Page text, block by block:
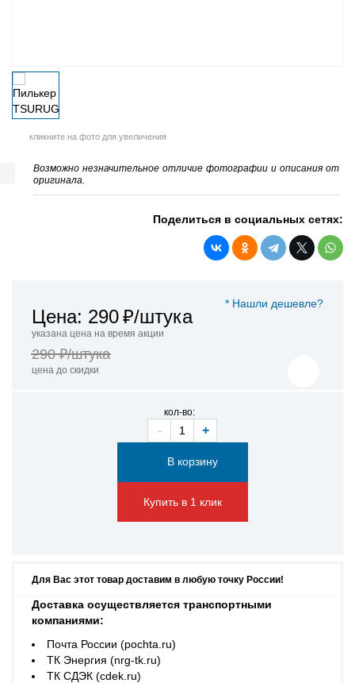
кликните на фото для увеличения
Возможно незначительное отличие фотографии и описания от
оригинала.
Поделиться в социальных сетях:
* Нашли дешевле?
Цена: 290₽/штука
указана цена на время акции
290 ₽/штука
цена до скидки
кол-во:
- +
Купить в 1 клик
Для Вас этот товар доставим в любую точку России!
Доставка осуществляется транспортными
компаниями:
Почта России (pochta.ru)
ТК Энергия (nrg-tk.ru)
ТК СДЭК (cdek.ru)